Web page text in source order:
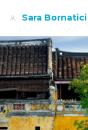
Sara Bornatici